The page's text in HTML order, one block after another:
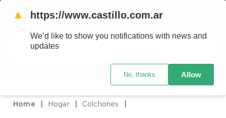
Buscar
Crédito Castillo
Hogar Colchones
2.
heladera
🔔 https://www.castillo.com.ar
We’d like to show you notifications with news and
updates
No, thanks Allow